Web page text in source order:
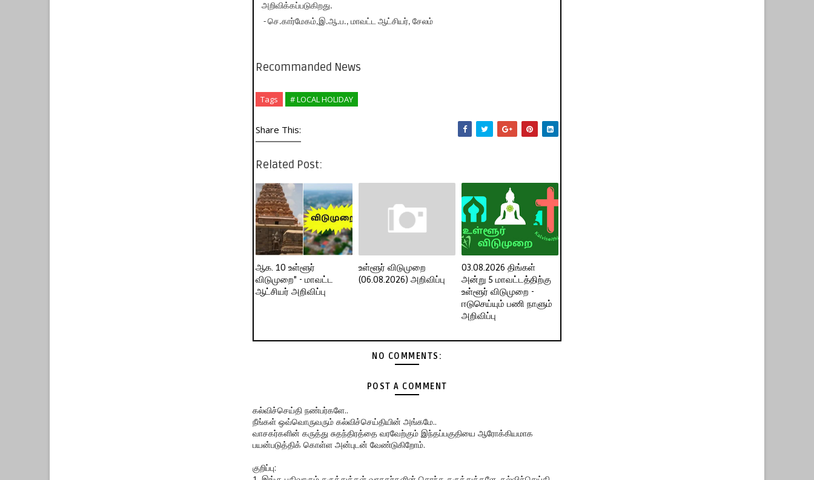
அறிவிக்கப்படுகிறது.
- செ.கார்மேகம்,இ.ஆ.ப., மாவட்ட ஆட்சியர், சேலம்
Recommanded News
Tags # LOCAL HOLIDAY
Share This:
Related Post:
ஆக. 10 உள்ளூர்
விடுமுறை" - மாவட்ட
ஆட்சியர் அறிவிப்பு
உள்ளூர் விடுமுறை
(06.08.2026) அறிவிப்பு
03.08.2026 திங்கள்
அன்று 5 மாவட்டத்திற்கு
உள்ளூர் விடுமுறை -
ஈடுசெய்யும் பணி நாளும்
அறிவிப்பு
NO COMMENTS:
POST A COMMENT
கல்விச்செய்தி நண்பர்களே..
நீங்கள் ஒவ்வொருவரும் கல்விச்செய்தியின் அங்கமே..
வாசகர்களின் கருத்து சுதந்திரத்தை வரவேற்கும் இந்தப்பகுதியை ஆரோக்கியமாக
பயன்படுத்திக் கொள்ள அன்புடன் வேண்டுகிறோம்.
குறிப்பு: